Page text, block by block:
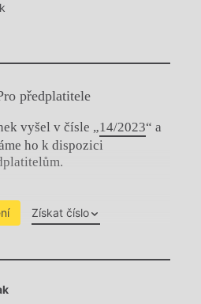
předplatitele
vyšel v čísle „14/2023“ a
ho k dispozici
Získat číslo
se.